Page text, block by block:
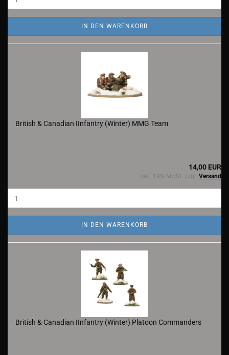
IN DEN WARENKORB
British & Canadian IInfantry (Winter) MMG Team
14,00 EUR
inkl. 19% MwSt. zzgl. Versand
IN DEN WARENKORB
British & Canadian IInfantry (Winter) Platoon Commanders